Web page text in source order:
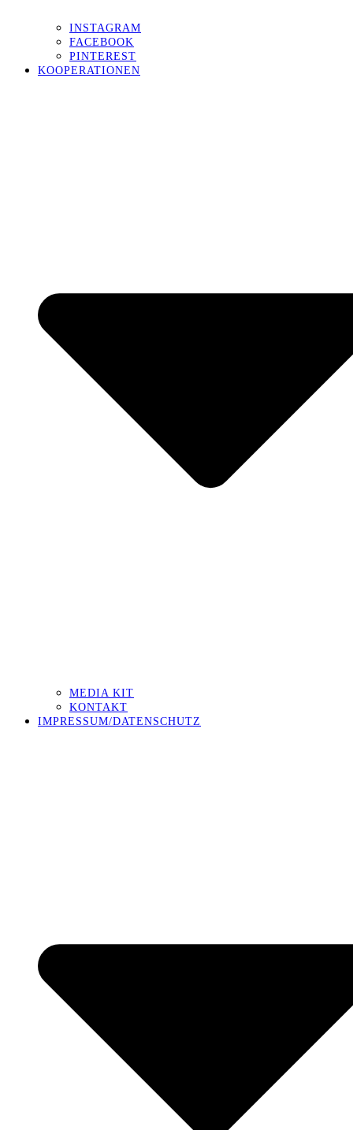
INSTAGRAM
FACEBOOK
PINTEREST
KOOPERATIONEN
MEDIA KIT
KONTAKT
IMPRESSUM/DATENSCHUTZ